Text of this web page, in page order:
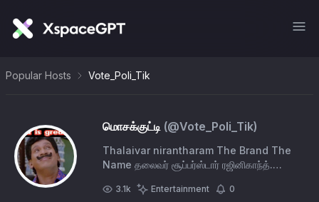
Popular Hosts Vote_Poli_Tik
மொசக்குட்டி (@Vote_Poli_Tik)
Thalaivar nirantharam The Brand The
Name தலைவர் சூப்பர்ஸ்டார் ரஜினிகாந்த்.
colour. 💙💙💙
3.1k Entertainment 0